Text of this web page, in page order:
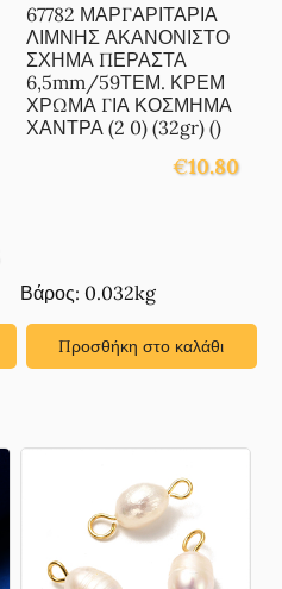
67782 ΜΑΡΓΑΡΙΤΑΡΙΑ
ΛΙΜΝΗΣ ΑΚΑΝΟΝΙΣΤΟ
ΣΧΗΜΑ ΠΕΡΑΣΤΑ
6,5mm/59ΤΕΜ. ΚΡΕΜ
ΧΡΩΜΑ ΓΙΑ ΚΟΣΜΗΜΑ
ΧΑΝΤΡΑ (2 0) (32gr) ()
€10.80
Βάρος: 0.032kg
Προσθήκη στο καλάθι